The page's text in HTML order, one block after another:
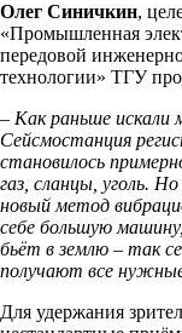
Олег Синичкин,
«Промышленная
передовой
технологии» ТГУ
– Как раньше искали
Сейсмостанция
становилось
газ, сланцы, уголь.
новый метод
себе большую
бьёт в землю – так
получают все
Для удержания